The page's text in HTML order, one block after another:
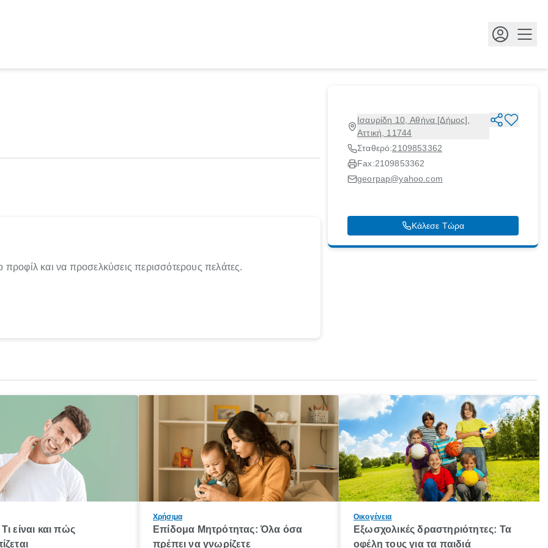
Ισαυρίδη 10, Αθήνα [Δήμος],
Αττική, 11744
Σταθερό:2109853362
Fax:2109853362
georpap@yahoo.com
Κάλεσε Τώρα
και να προσελκύσεις περισσότερους πελάτες.
είναι και πώς
Χρήσιμα
Επίδομα Μητρότητας: Όλα όσα
πρέπει να γνωρίζετε
Οικογένεια
Εξωσχολικές δραστηριότητες: Τα
οφέλη τους για τα παιδιά